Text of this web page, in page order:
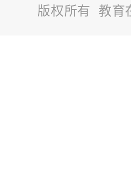
版权所有 教育